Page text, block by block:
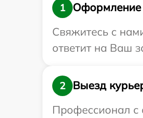
1
Оформление
Свяжитесь с
ответит на Ваш
2
Выезд
Профессионал с